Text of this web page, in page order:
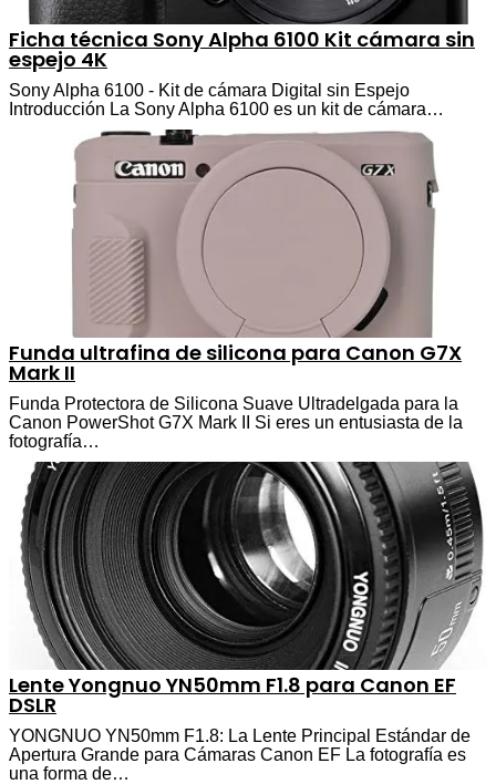
Ficha técnica Sony Alpha 6100 Kit cámara sin
espejo 4K
Sony Alpha 6100 - Kit de cámara Digital sin Espejo
Introducción La Sony Alpha 6100 es un kit de cámara…
Funda ultrafina de silicona para Canon G7X
Mark II
Funda Protectora de Silicona Suave Ultradelgada para la
Canon PowerShot G7X Mark II Si eres un entusiasta de la
fotografía…
Lente Yongnuo YN50mm F1.8 para Canon EF
DSLR
YONGNUO YN50mm F1.8: La Lente Principal Estándar de
Apertura Grande para Cámaras Canon EF La fotografía es
una forma de…